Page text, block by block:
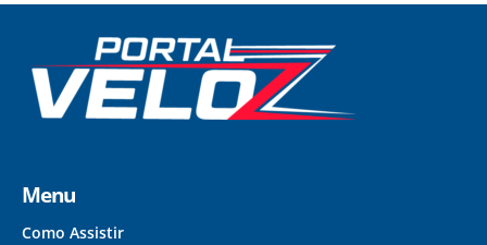
Menu
Como Assistir